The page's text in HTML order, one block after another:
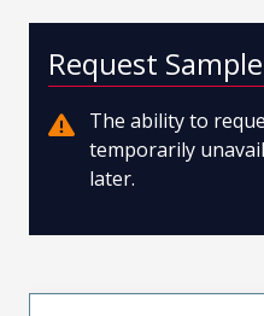
Request
The ability to
temporarily
later.